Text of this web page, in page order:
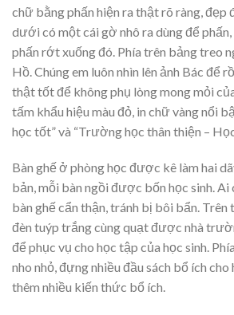
chữ bằng phấn hiện ra thật rõ ràng, đẹp
dưới có một cái gờ nhô ra dùng để
phấn rớt xuống đó. Phía trên bảng treo
Hồ. Chúng em luôn nhìn lên ảnh Bác để
thật tốt để không phụ lòng mong mỏi
tấm khẩu hiệu màu đỏ, in chữ vàng nổi
học tốt” và “Trường học thân thiện –
Bàn ghế ở phòng học được kê làm hai
bản, mỗi bàn ngồi được bốn học sinh.
bàn ghế cẩn thận, tránh bị bôi bẩn. Trên
đèn tuýp trắng cùng quạt được nhà
để phục vụ cho học tập của học sinh.
nho nhỏ, đựng nhiều đầu sách bổ ích
thêm nhiều kiến thức bổ ích.